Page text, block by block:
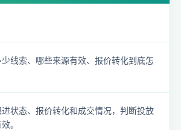
线索、哪些来源有效、报价转化到底怎
状态、报价转化和成交情况，判断投放
。